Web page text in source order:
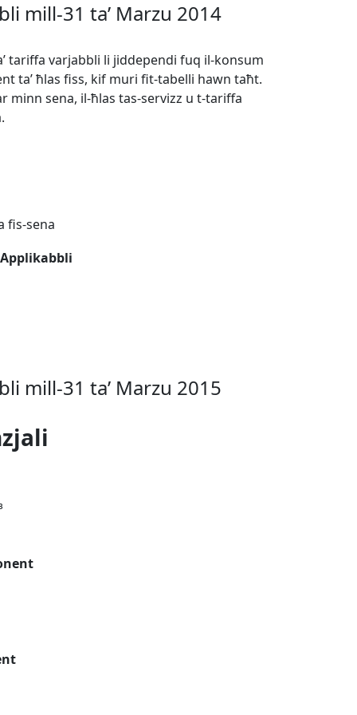
mill-31 ta’ Marzu 2014
tariffa varjabbli li jiddependi fuq il-konsum
ta’ ħlas fiss, kif muri fit-tabelli hawn taħt.
minn sena, il-ħlas tas-servizz u t-tariffa
fis-sena
mill-31 ta’ Marzu 2015